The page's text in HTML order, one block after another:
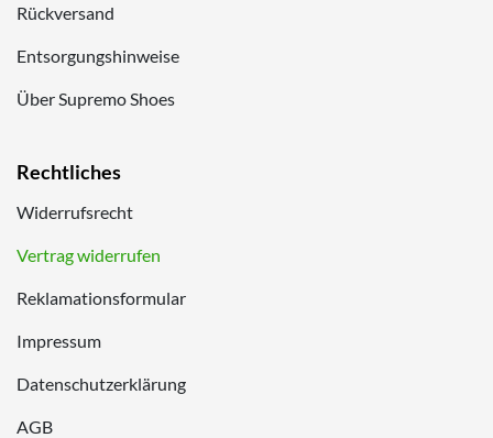
Rückversand
Entsorgungshinweise
Über Supremo Shoes
Rechtliches
Widerrufsrecht
Vertrag widerrufen
Reklamationsformular
Impressum
Datenschutzerklärung
AGB